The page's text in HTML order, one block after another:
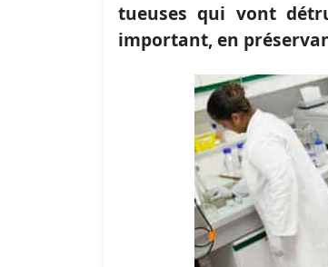
tueuses qui vont
important, en